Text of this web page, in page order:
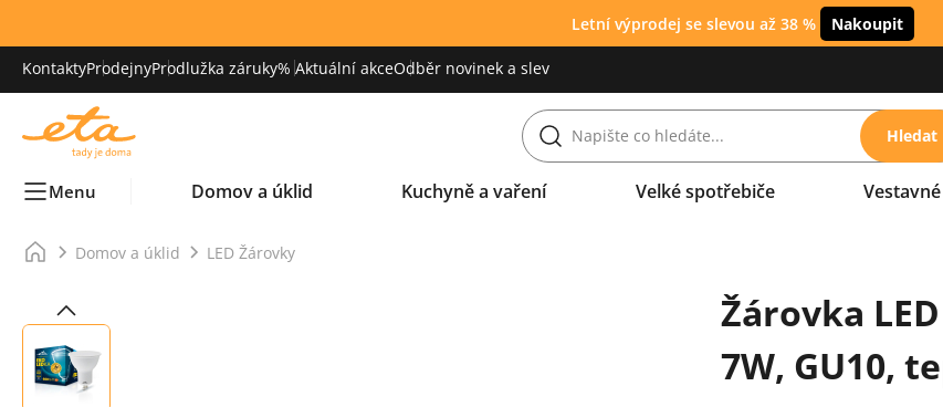
Letní výprodej se slevou až 38 % Nakoupit
KontaktyProdejnyProdlužka záruky% Aktuální akceOdběr novinek a slev
Hledat
Menu Domov a úklid Kuchyně a vaření Velké spotřebiče
Domov a úklid LED Žárovky
Žárovka
7W, GU10,